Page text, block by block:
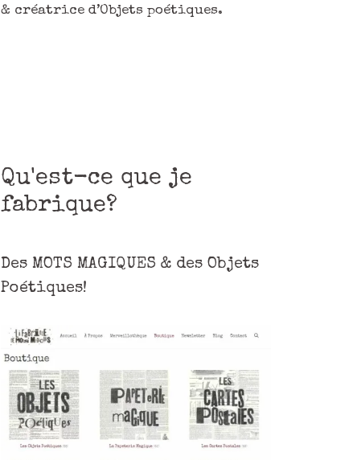
& créatrice d’Objets poétiques.
Qu'est-ce que je
fabrique?
Des MOTS MAGIQUES & des Objets
Poétiques!